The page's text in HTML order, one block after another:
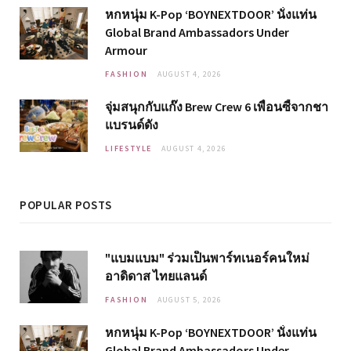
หกหนุ่ม K-Pop ‘BOYNEXTDOOR’ นั่งแท่น
Global Brand Ambassadors Under
Armour
FASHION AUGUST 4, 2026
จุ่มสนุกกับแก๊ง Brew Crew 6 เพื่อนซี้จากชา
แบรนด์ดัง
LIFESTYLE AUGUST 4, 2026
POPULAR POSTS
"แบมแบม" ร่วมเป็นพาร์ทเนอร์คนใหม่
อาดิดาส ไทยแลนด์
FASHION AUGUST 5, 2026
หกหนุ่ม K-Pop ‘BOYNEXTDOOR’ นั่งแท่น